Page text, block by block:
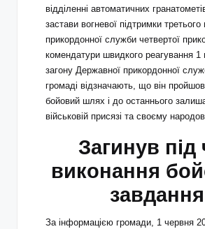
відділенні автоматичних
застави вогневої підтримки третього
прикордонної служби четвертої
комендатури швидкого реагування 1
загону Державної прикордонної
громаді відзначають, що він
бойовий шлях і до останнього
військовій присязі та своєму
Загинув під
виконання
завдання
За інформацією громади, 1 червня